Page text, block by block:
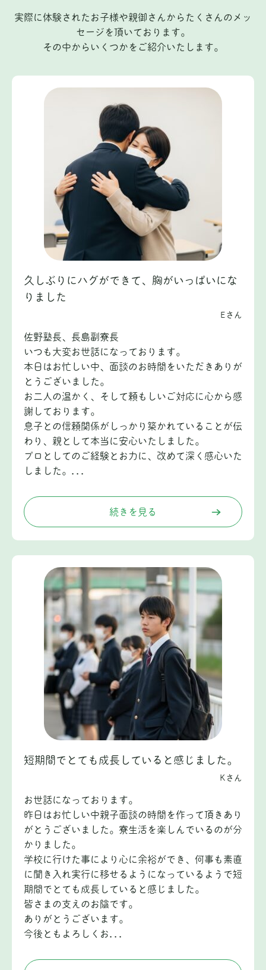
実際に体験されたお子様や親御さんからたくさんのメッ
セージを頂いております。
その中からいくつかをご紹介いたします。
久しぶりにハグができて、胸がいっぱいにな
りました
Eさん
佐野塾長、長島副寮長
いつも大変お世話になっております。
本日はお忙しい中、面談のお時間をいただきありが
とうございました。
お二人の温かく、そして頼もしいご対応に心から感
謝しております。
息子との信頼関係がしっかり築かれていることが伝
わり、親として本当に安心いたしました。
プロとしてのご経験とお力に、改めて深く感心いた
しました。...
続きを見る
短期間でとても成長していると感じました。
Kさん
お世話になっております。
昨日はお忙しい中親子面談の時間を作って頂きあり
がとうございました。寮生活を楽しんでいるのが分
かりました。
学校に行けた事により心に余裕ができ、何事も素直
に聞き入れ実行に移せるようになっているようで短
期間でとても成長していると感じました。
皆さまの支えのお陰です。
ありがとうございます。
今後ともよろしくお...